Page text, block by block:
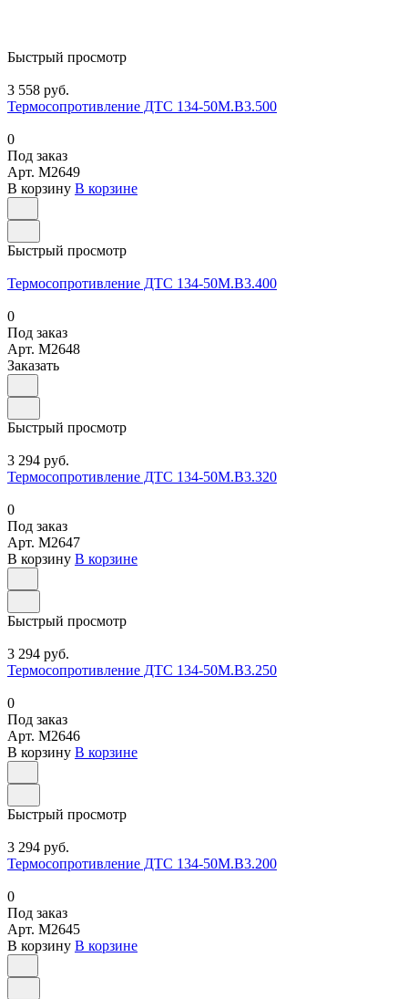
Быстрый просмотр
3 558 руб.
Термосопротивление ДТС 134-50М.В3.500
0
Под заказ
Арт. M2649
В корзину В корзине
Быстрый просмотр
Термосопротивление ДТС 134-50М.В3.400
0
Под заказ
Арт. M2648
Заказать
Быстрый просмотр
3 294 руб.
Термосопротивление ДТС 134-50М.В3.320
0
Под заказ
Арт. M2647
В корзину В корзине
Быстрый просмотр
3 294 руб.
Термосопротивление ДТС 134-50М.В3.250
0
Под заказ
Арт. M2646
В корзину В корзине
Быстрый просмотр
3 294 руб.
Термосопротивление ДТС 134-50М.В3.200
0
Под заказ
Арт. M2645
В корзину В корзине